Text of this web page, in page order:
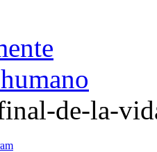
de-la-